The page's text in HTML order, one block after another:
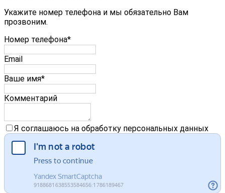
Укажите номер телефона и мы обязательно Вам
прозвоним.
Номер телефона*
Email
Ваше имя*
Комментарий
Я соглашаюсь на обработку персональных данных